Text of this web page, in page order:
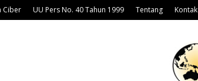
Ciber UU Pers No. 40 Tahun 1999 Tentang Kontak